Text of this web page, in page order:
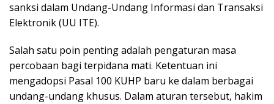
sanksi dalam Undang-Undang Informasi dan Transaksi
Elektronik (UU ITE).
Salah satu poin penting adalah pengaturan masa
percobaan bagi terpidana mati. Ketentuan ini
mengadopsi Pasal 100 KUHP baru ke dalam berbagai
undang-undang khusus. Dalam aturan tersebut, hakim